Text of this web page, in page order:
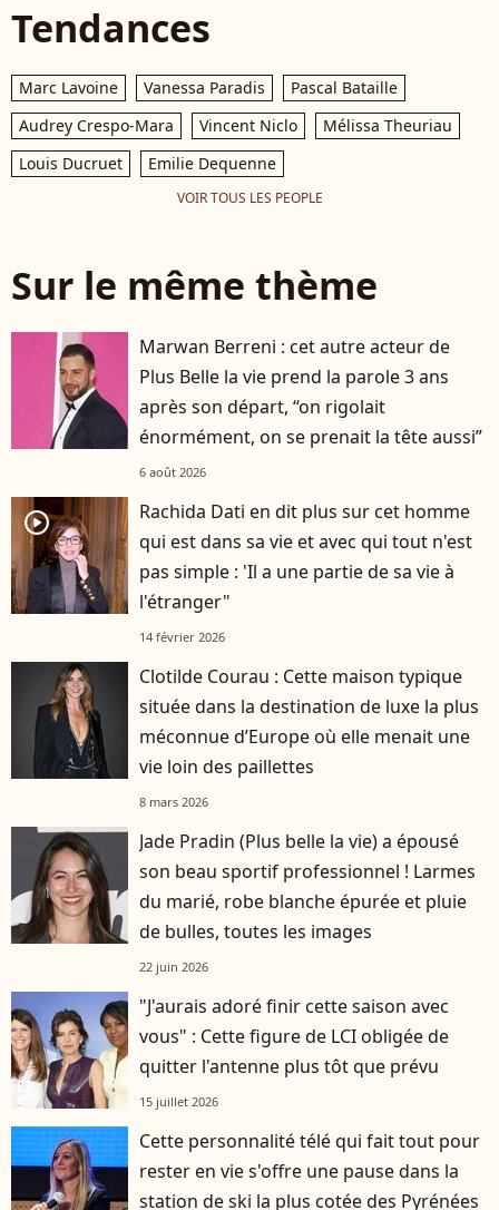
Tendances
Marc Lavoine Vanessa Paradis
Pascal Bataille
Audrey Crespo-Mara
Vincent Niclo
Mélissa Theuriau
Louis Ducruet
Emilie Dequenne
VOIR TOUS LES PEOPLE
Sur le même thème
Marwan Berreni : cet autre acteur de
Plus Belle la vie prend la parole 3 ans
après son départ, “on rigolait
énormément, on se prenait la tête aussi”
6 août 2026
player2
Rachida Dati en dit plus sur cet homme
qui est dans sa vie et avec qui tout n'est
pas simple : 'Il a une partie de sa vie à
l'étranger"
14 février 2026
Clotilde Courau : Cette maison typique
située dans la destination de luxe la plus
méconnue d’Europe où elle menait une
vie loin des paillettes
8 mars 2026
Jade Pradin (Plus belle la vie) a épousé
son beau sportif professionnel ! Larmes
du marié, robe blanche épurée et pluie
de bulles, toutes les images
22 juin 2026
"J'aurais adoré finir cette saison avec
vous" : Cette figure de LCI obligée de
quitter l'antenne plus tôt que prévu
15 juillet 2026
Cette personnalité télé qui fait tout pour
rester en vie s'offre une pause dans la
station de ski la plus cotée des Pyrénées